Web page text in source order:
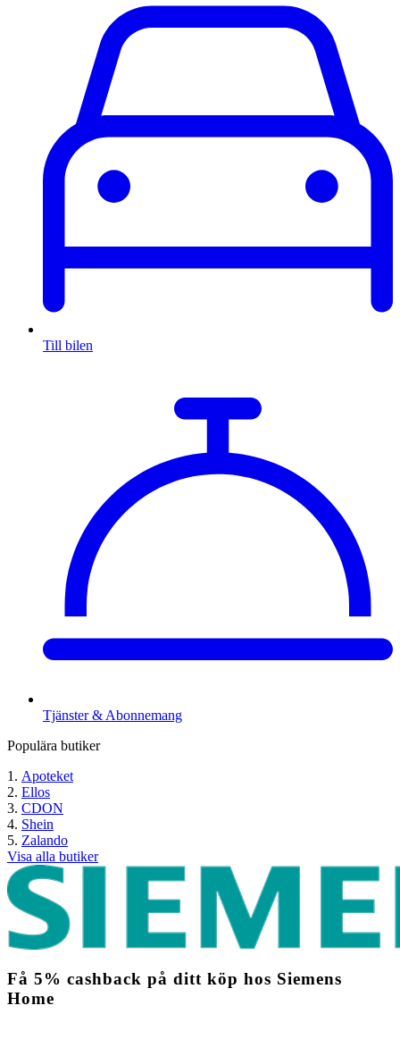
Till bilen
Tjänster & Abonnemang
Populära butiker
Apoteket
Ellos
CDON
Shein
Zalando
Visa alla butiker
Få 5% cashback på ditt köp hos Siemens
Home